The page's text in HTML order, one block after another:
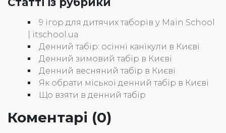
9 ігор для дитячих таборів у Main School
| itschool.ua
Денний табір: осінні канікули в Києві
Денний зимовий табір в Києві
Денний весняний табір в Києві
Як обрати міської денний табір в Києві
Що взяти в денний табір
Коментарі (0)